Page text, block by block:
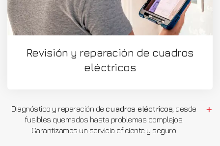
Revisión y reparación de cuadros
eléctricos
Diagnóstico y reparación decuadros eléctricos , desde
fusibles quemados hasta problemas complejos.
Garantizamos un servicio eficiente y seguro.